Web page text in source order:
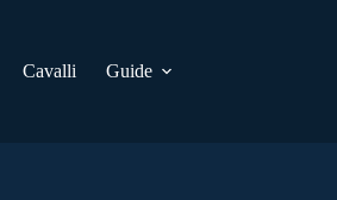
Cavalli Guide